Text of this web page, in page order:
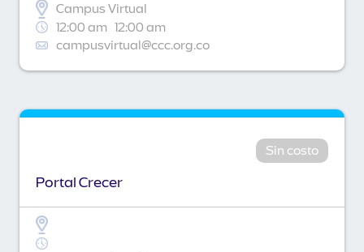
Campus Virtual
12:00 am 12:00 am
campusvirtual@ccc.org.co
Sin costo
Portal Crecer